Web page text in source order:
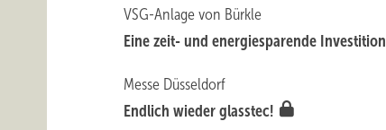
VSG-Anlage von Bürkle
Eine zeit- und energiesparende Investition
Messe Düsseldorf
Endlich wieder glasstec!